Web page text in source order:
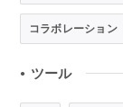
コラボレーション
● ツール